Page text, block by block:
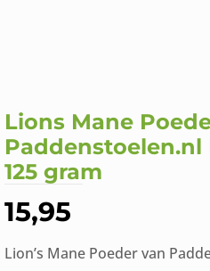
Lions Mane
Paddenstoelen.nl
125 gram
15,95
Lion’s Mane Poeder van